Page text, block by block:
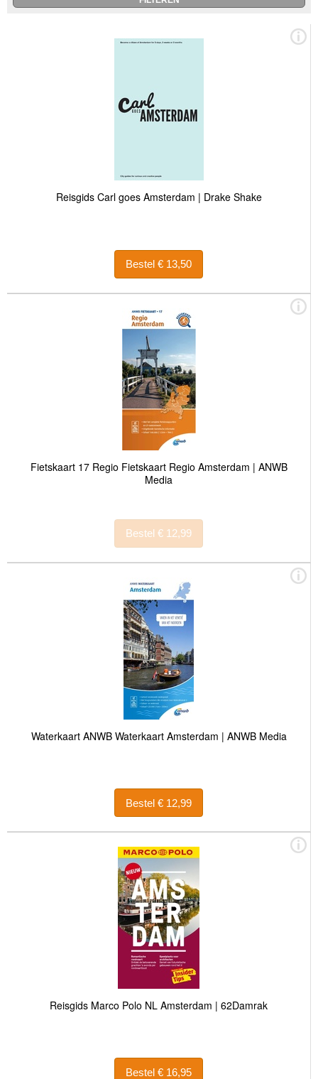
Reisgids Carl goes Amsterdam | Drake Shake
Bestel € 13,50
Fietskaart 17 Regio Fietskaart Regio Amsterdam | ANWB
Media
Bestel € 12,99
Waterkaart ANWB Waterkaart Amsterdam | ANWB Media
Bestel € 12,99
Reisgids Marco Polo NL Amsterdam | 62Damrak
Bestel € 16,95